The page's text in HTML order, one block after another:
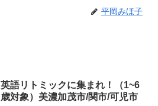
平岡みほ子
英語リトミックに集まれ！（1~6
歳対象）美濃加茂市/関市/可児市